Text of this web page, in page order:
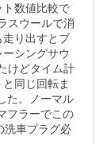
数値比較で
スウールで消
り出すとブ
シングサウ
けどタイム計
同じ回転ま
た。ノーマル
フラーでこの
洗車プラグ必